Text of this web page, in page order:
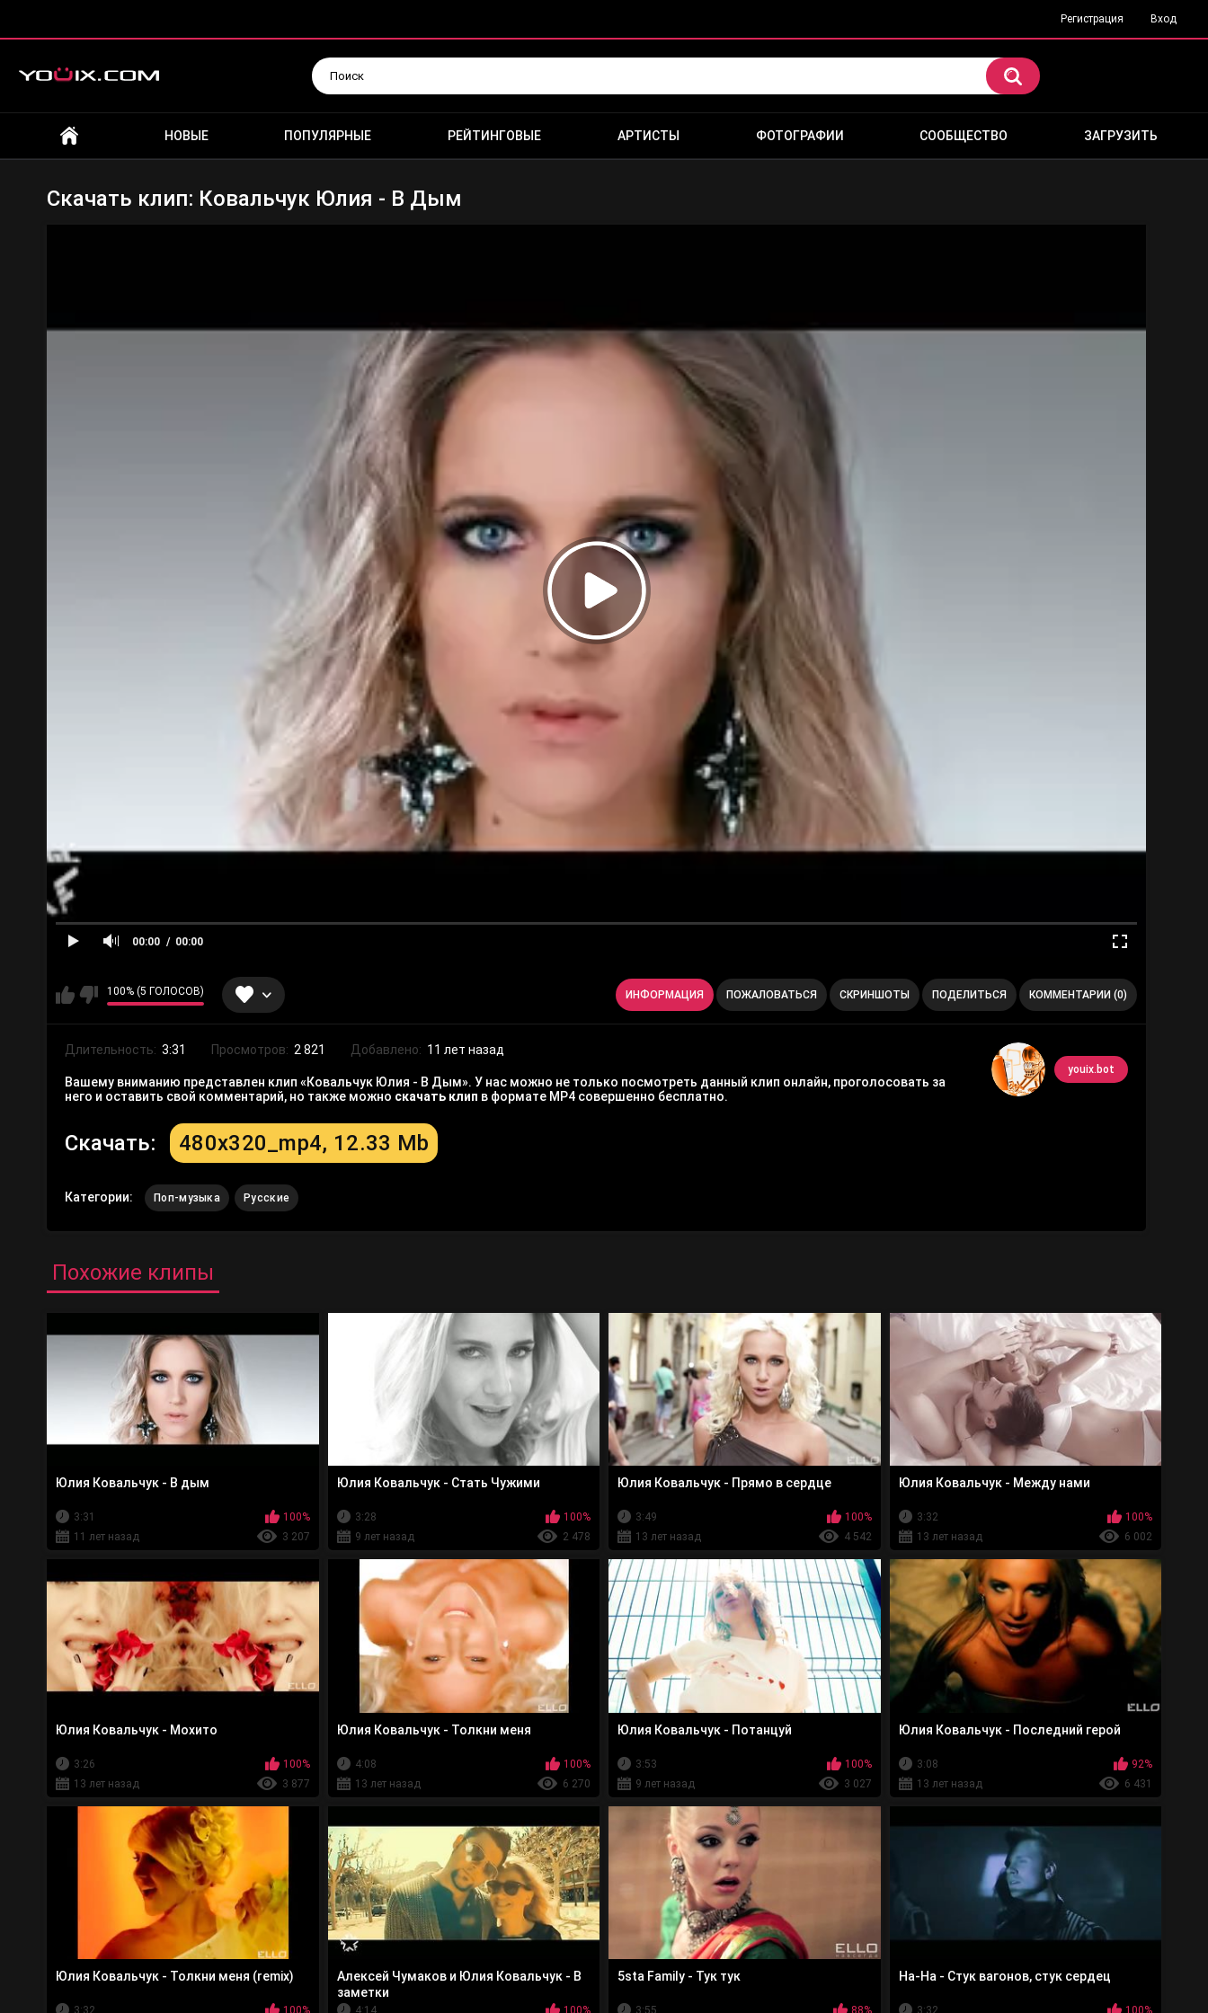
Регистрация Вход
НОВЫЕ ПОПУЛЯРНЫЕ РЕЙТИНГОВЫЕ АРТИСТЫ ФОТОГРАФИИ СООБЩЕСТВО ЗАГРУЗИТЬ
Скачать клип: Ковальчук Юлия - В Дым
00:00 00:00
100% (5 ГОЛОСОВ) ИНФОРМАЦИЯ ПОЖАЛОВАТЬСЯ СКРИНШОТЫ ПОДЕЛИТЬСЯ КОММЕНТАРИИ (0)
youix.bot
Длительность: 3:31 Просмотров: 2 821 Добавлено: 11 лет назад
Вашему вниманию представлен клип «Ковальчук Юлия - В Дым». У нас можно не только посмотреть данный клип онлайн, проголосовать за
него и оставить свой комментарий, но также можно скачать клип в формате MP4 совершенно бесплатно.
Скачать: 480x320_mp4, 12.33 Mb
Категории: Поп-музыка Русские
Похожие клипы
Юлия Ковальчук - В дым
3:31
100%
11 лет назад
3 207
Юлия Ковальчук - Стать Чужими
3:28
100%
9 лет назад
2 478
Юлия Ковальчук - Прямо в сердце
3:49
100%
13 лет назад
4 542
Юлия Ковальчук - Между нами
3:32
100%
13 лет назад
6 002
Юлия Ковальчук - Мохито
3:26
100%
13 лет назад
3 877
Юлия Ковальчук - Толкни меня
4:08
100%
13 лет назад
6 270
Юлия Ковальчук - Потанцуй
3:53
100%
9 лет назад
3 027
Юлия Ковальчук - Последний герой
3:08
92%
13 лет назад
6 431
Юлия Ковальчук - Толкни меня (remix)
3:32 100%
Алексей Чумаков и Юлия Ковальчук - В
заметки
4:14 100%
5sta Family - Тук тук
3:55 88%
На-На - Стук вагонов, стук сердец
3:32 100%